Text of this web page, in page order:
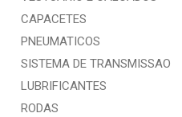
CAPACETES
PNEUMATICOS
SISTEMA DE TRANSMISSAO
LUBRIFICANTES
RODAS